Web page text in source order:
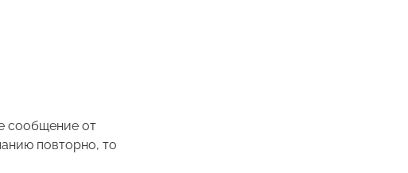
сообщение от
повторно, то